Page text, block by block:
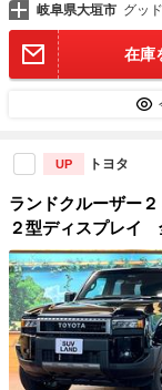
岐阜県大垣市 グッ
在庫
UP トヨタ
ランドクルーザ
２型ディスプレ
ンドスポットモニ
革シート 電動リ